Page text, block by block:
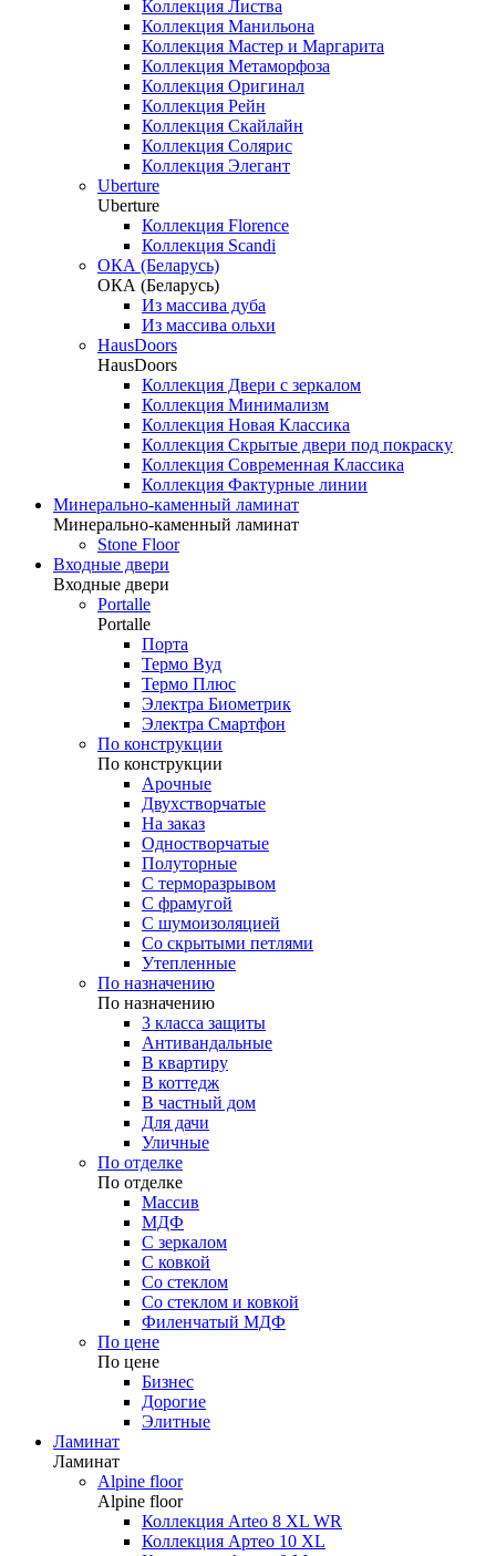
Коллекция Листва
Коллекция Манильона
Коллекция Мастер и Маргарита
Коллекция Метаморфоза
Коллекция Оригинал
Коллекция Рейн
Коллекция Скайлайн
Коллекция Солярис
Коллекция Элегант
Uberture
Uberture
Коллекция Florence
Коллекция Scandi
ОКА (Беларусь)
ОКА (Беларусь)
Из массива дуба
Из массива ольхи
HausDoors
HausDoors
Коллекция Двери с зеркалом
Коллекция Минимализм
Коллекция Новая Классика
Коллекция Скрытые двери под покраску
Коллекция Современная Классика
Коллекция Фактурные линии
Минерально-каменный ламинат
Минерально-каменный ламинат
Stone Floor
Входные двери
Входные двери
Portalle
Portalle
Порта
Термо Вуд
Термо Плюс
Электра Биометрик
Электра Смартфон
По конструкции
По конструкции
Арочные
Двухстворчатые
На заказ
Одностворчатые
Полуторные
С терморазрывом
С фрамугой
С шумоизоляцией
Со скрытыми петлями
Утепленные
По назначению
По назначению
3 класса защиты
Антивандальные
В квартиру
В коттедж
В частный дом
Для дачи
Уличные
По отделке
По отделке
Массив
МДФ
С зеркалом
С ковкой
Со стеклом
Со стеклом и ковкой
Филенчатый МДФ
По цене
По цене
Бизнес
Дорогие
Элитные
Ламинат
Ламинат
Alpine floor
Alpine floor
Коллекция Arteo 8 XL WR
Коллекция Артео 10 XL